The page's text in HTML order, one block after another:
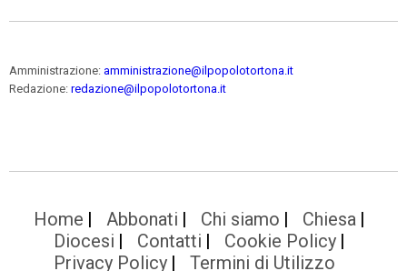
Amministrazione: amministrazione@ilpopolotortona.it
Redazione: redazione@ilpopolotortona.it
Home Abbonati Chi siamo
Chiesa
Diocesi
Contatti
Cookie Policy
Privacy Policy
Termini di Utilizzo